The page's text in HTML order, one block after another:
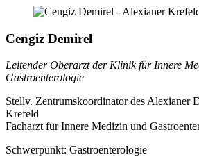
Cengiz Demirel
Leitender Oberarzt der Klinik für Innere
Gastroenterologie
Stellv. Zentrumskoordinator des Alexianer
Krefeld
Facharzt für Innere Medizin und
Schwerpunkt: Gastroenterologie